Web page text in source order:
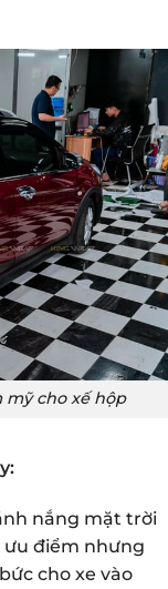
cho xế hộp
nắng mặt trời
ưu điểm nhưng
cho xe vào